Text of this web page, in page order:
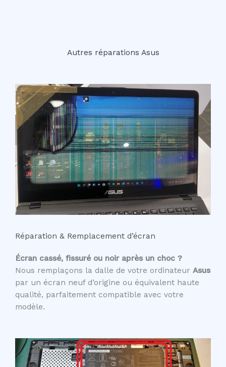
Autres réparations Asus
Réparation & Remplacement d’écran
Écran cassé, fissuré ou noir après un choc ?
Nous remplaçons la dalle de votre ordinateur Asus
par un écran neuf d’origine ou équivalent haute
qualité, parfaitement compatible avec votre
modèle.